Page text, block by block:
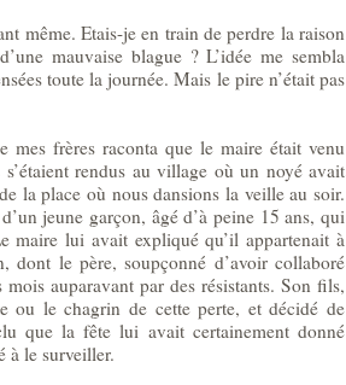
même. Etais-je en train de perdre la raison
mauvaise blague ? L’idée me sembla
toute la journée. Mais le pire n’était pas
frères raconta que le maire était venu
rendus au village où un noyé avait
la place où nous dansions la veille au soir.
jeune garçon, âgé d’à peine 15 ans, qui
maire lui avait expliqué qu’il appartenait à
dont le père, soupçonné d’avoir collaboré
auparavant par des résistants. Son fils,
ou le chagrin de cette perte, et décidé de
que la fête lui avait certainement donné
à le surveiller.